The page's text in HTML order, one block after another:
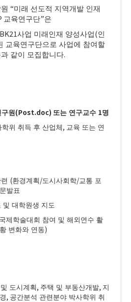
“미래 선도적 지역개발 인재
교육연구단”은
BK21사업 미래인재 양성사업(인
교육연구단으로 사업에 참여할
같이 모집합니다.
원 (Post.doc) 또는 연구교수 1명
학위 취득 후 산업체 , 교육 또는 연
(환경계획 /도시사회학/교통 포
발표
및 대학원생 지도
제학술대회 참여 및 해외연수 활
변화와 연동)
도시계획 , 주택 및 부동산개발, 지
, 공간분석 관련분야 박사학위 취